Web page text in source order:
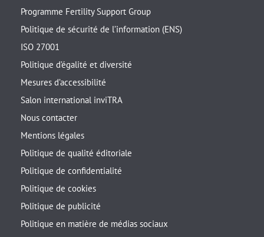
Programme Fertility Support Group
Politique de sécurité de l’information (ENS)
ISO 27001
Politique d’égalité et diversité
Mesures d’accessibilité
Salon international inviTRA
Nous contacter
Mentions légales
Politique de qualité éditoriale
Politique de confidentialité
Politique de cookies
Politique de publicité
Politique en matière de médias sociaux